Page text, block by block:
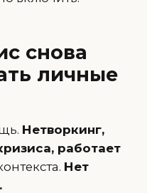
снова
личные
Нетворкинг,
работает
Нет